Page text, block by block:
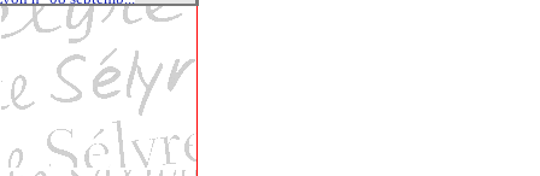
n° 10
n° 10
n° 12 mai 2018 ;
n° 13 juin 20...
n° 15 novembr...
n° 16